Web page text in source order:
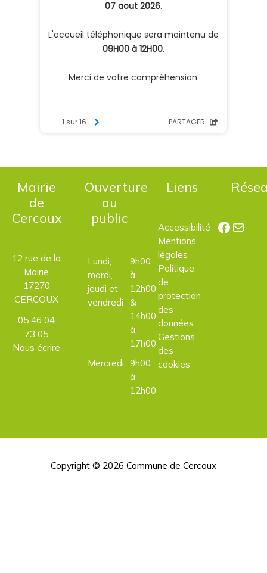
Mairie
de
Cercoux
12 rue de la
Mairie
17270
CERCOUX
05 46 04
73 05
Nous écrire
Ouverture
au
public
Lundi,
mardi,
jeudi et
vendredi
9h00
à
12h00
&
14h00
à
17h00
Mercredi 9h00
à
12h00
Liens
Accessibilité
Mentions
légales
Politique
de
protection
des
données
Gestions
des
cookies
E-mail
Copyright © 2026 Commune de Cercoux